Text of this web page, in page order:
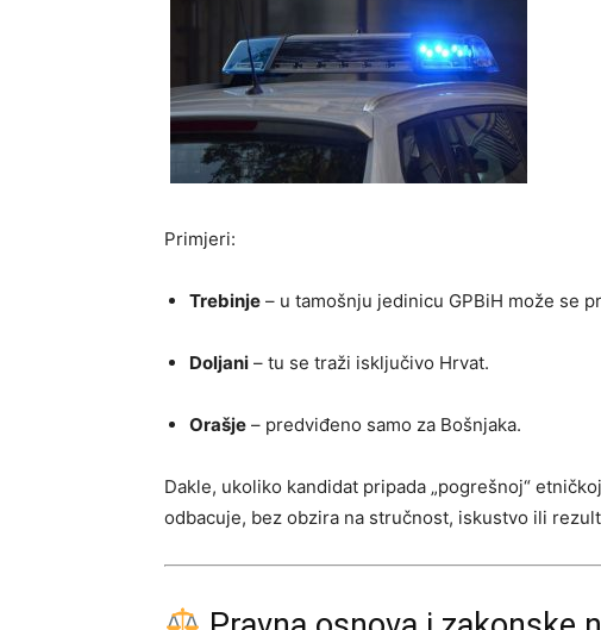
Primjeri:
Trebinje – u tamošnju jedinicu GPBiH može se
Doljani – tu se traži isključivo Hrvat.
Orašje – predviđeno samo za Bošnjaka.
Dakle, ukoliko kandidat pripada „pogrešnoj“
odbacuje, bez obzira na stručnost, iskustvo ili